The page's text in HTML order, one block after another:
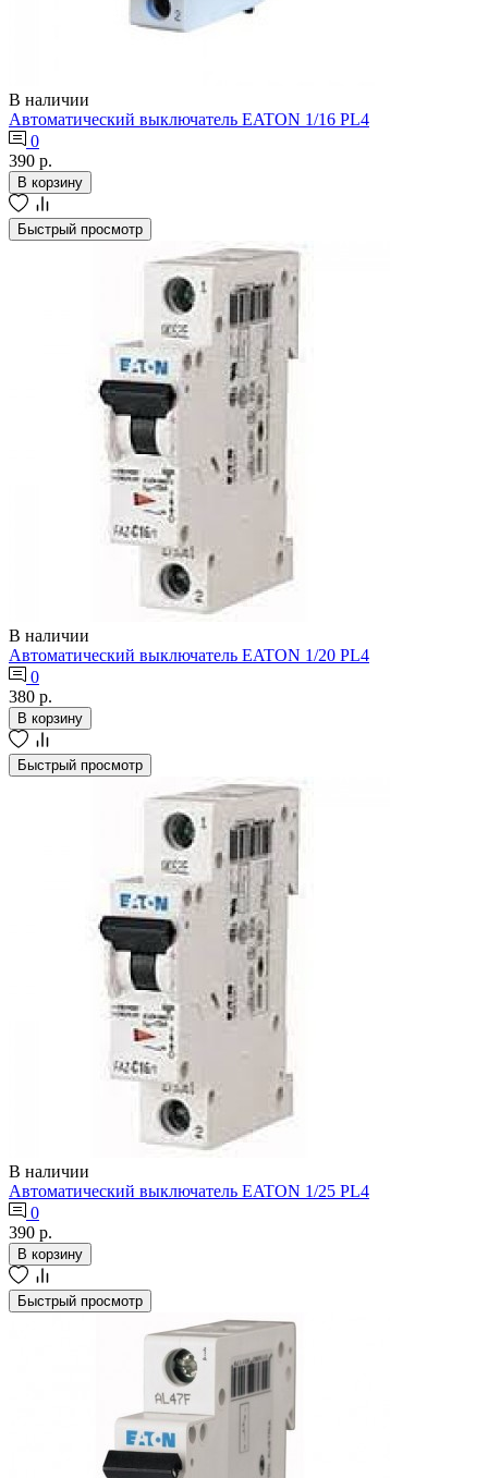
В наличии
Автоматический выключатель EATON 1/16 PL4
0
390 р.
В корзину
Быстрый просмотр
В наличии
Автоматический выключатель EATON 1/20 PL4
0
380 р.
В корзину
Быстрый просмотр
В наличии
Автоматический выключатель EATON 1/25 PL4
0
390 р.
В корзину
Быстрый просмотр